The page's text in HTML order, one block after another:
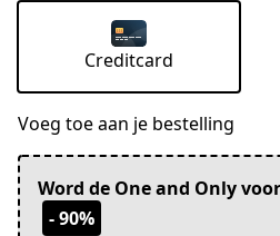
Creditcard
Voeg toe aan je bestelling
Word de One and Only
- 90%